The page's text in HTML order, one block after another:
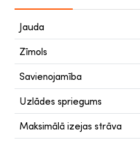
Jauda
Zīmols
Savienojamība
Uzlādes spriegums
Maksimālā izejas strāva